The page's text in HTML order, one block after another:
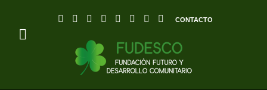
CONTACTO